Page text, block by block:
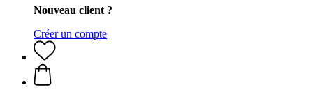
Nouveau client ?
Créer un compte